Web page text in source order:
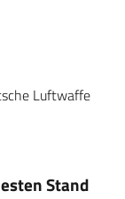
Luftwaffe
Stand